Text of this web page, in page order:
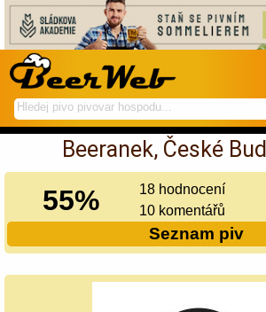
hledej
na
BeerWeb
spustí
hledání
Beeranek, České
55%
18 hodnocení
10 komentářů
Seznam piv